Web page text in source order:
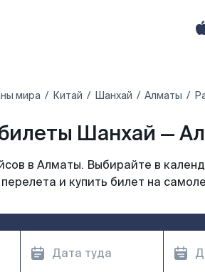
мира Китай Шанхай Алматы
Шанхай —
в Алматы. Выбирайте в
и купить билет на